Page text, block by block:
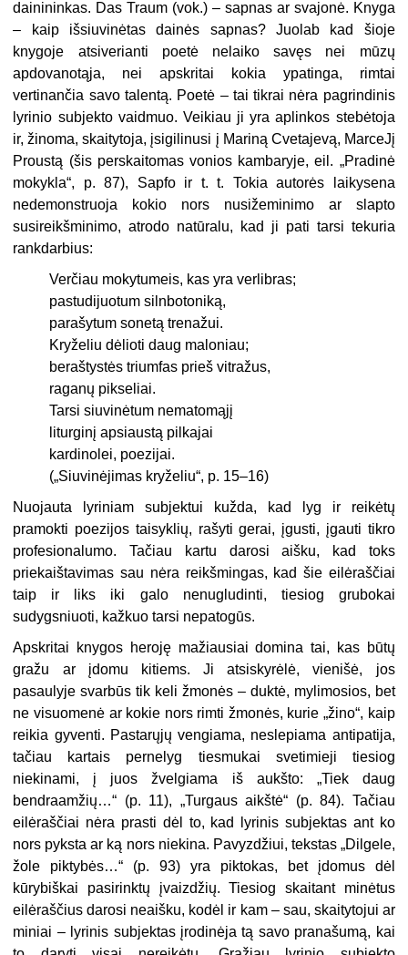
dainininkas. Das Traum (vok.) – sapnas ar svajonė. Knyga
– kaip išsiuvinėtas dainės sapnas? Juolab kad šioje
knygoje atsiverianti poetė nelaiko savęs nei mūzų
apdovanotąja, nei apskritai kokia ypatinga, rimtai
vertinančia savo talentą. Poetė – tai tikrai nėra pagrindinis
lyrinio subjekto vaidmuo. Veikiau ji yra aplinkos stebėtoja
ir, žinoma, skaitytoja, įsigilinusi į Mariną Cvetajevą, MarceJį
Proustą (šis perskaitomas vonios kambaryje, eil. „Pradinė
mokykla“, p. 87), Sapfo ir t. t. Tokia autorės laikysena
nedemonstruoja kokio nors nusižeminimo ar slapto
susireikšminimo, atrodo natūralu, kad ji pati tarsi tekuria
rankdarbius:
Verčiau mokytumeis, kas yra verlibras;
pastudijuotum silnbotoniką,
parašytum sonetą trenažui.
Kryželiu dėlioti daug maloniau;
beraštystės triumfas prieš vitražus,
raganų pikseliai.
Tarsi siuvinėtum nematomąjį
liturginį apsiaustą pilkajai
kardinolei, poezijai.
(„Siuvinėjimas kryželiu“, p. 15–16)
Nuojauta lyriniam subjektui kužda, kad lyg ir reikėtų
pramokti poezijos taisyklių, rašyti gerai, įgusti, įgauti tikro
profesionalumo. Tačiau kartu darosi aišku, kad toks
priekaištavimas sau nėra reikšmingas, kad šie eilėraščiai
taip ir liks iki galo nenugludinti, tiesiog grubokai
sudygsniuoti, kažkuo tarsi nepatogūs.
Apskritai knygos heroję mažiausiai domina tai, kas būtų
gražu ar įdomu kitiems. Ji atsiskyrėlė, vienišė, jos
pasaulyje svarbūs tik keli žmonės – duktė, mylimosios, bet
ne visuomenė ar kokie nors rimti žmonės, kurie „žino“, kaip
reikia gyventi. Pastarųjų vengiama, neslepiama antipatija,
tačiau kartais pernelyg tiesmukai svetimieji tiesiog
niekinami, į juos žvelgiama iš aukšto: „Tiek daug
bendraamžių…“ (p. 11), „Turgaus aikštė“ (p. 84). Tačiau
eilėraščiai nėra prasti dėl to, kad lyrinis subjektas ant ko
nors pyksta ar ką nors niekina. Pavyzdžiui, tekstas „Dilgele,
žole piktybės…“ (p. 93) yra piktokas, bet įdomus dėl
kūrybiškai pasirinktų įvaizdžių. Tiesiog skaitant minėtus
eilėraščius darosi neaišku, kodėl ir kam – sau, skaitytojui ar
miniai – lyrinis subjektas įrodinėja tą savo pranašumą, kai